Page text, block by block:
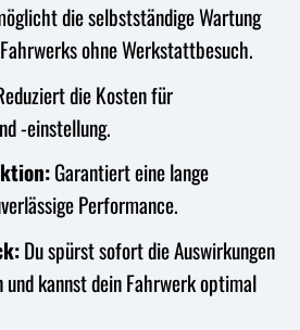
die selbstständige Wartung
ohne Werkstattbesuch.
die Kosten für
-einstellung.
Garantiert eine lange
Performance.
Du spürst sofort die Auswirkungen
und kannst dein Fahrwerk optimal